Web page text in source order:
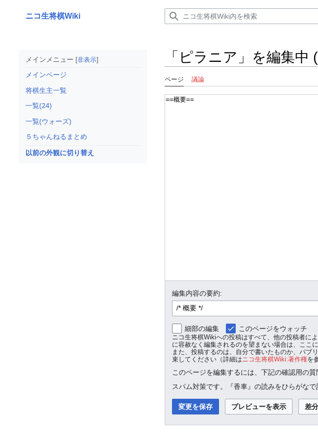
ン
に
キ
ッ
ニコ生将棋Wiki
メインメニュー 非表示
メインページ
将棋生主一覧
一覧(24)
一覧(ウォーズ)
５ちゃんねるまとめ
以前の外観に切り替え
「 ピラニア 」を編集中
ページ 議論
編集内容の要約:
細部の編集 このページをウォッチ
ニコ生将棋Wikiへの投稿はすべて、他の投稿者に
に容赦なく編集されるのを望まない場合は、ここ
また、投稿するのは、自分で書いたものか、パブ
束してください（詳細は ニコ生将棋Wiki:著作権を
このページを編集するには、下記の確認用の
スパム対策です。『香車』の読みをひらがな